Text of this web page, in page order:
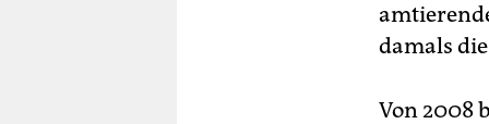
damals
Von 2008